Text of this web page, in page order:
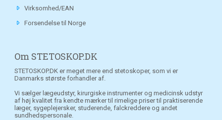
Virksomhed/EAN
Forsendelse til Norge
Om STETOSKOP.DK
STETOSKOP.DK er meget mere end stetoskoper, som vi er
Danmarks største forhandler af.
Vi sælger lægeudstyr, kirurgiske instrumenter og medicinsk udstyr
af høj kvalitet fra kendte mærker til rimelige priser til praktiserende
læger, sygeplejersker, studerende, falckreddere og andet
sundhedspersonale.